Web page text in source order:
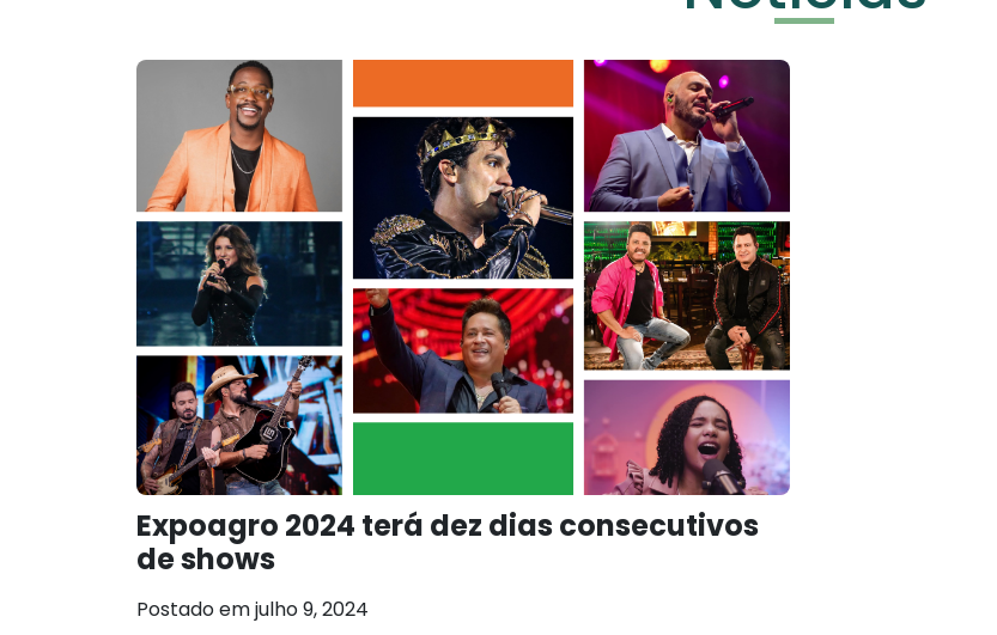
Expoagro 2024 terá dez dias consecutivos
de shows
Postado em julho 9, 2024